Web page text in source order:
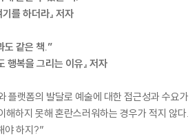
를 하더라』 저자
도 같은 책.”
행복을 그리는 이유』 저자
플랫폼의 발달로 예술에 대한 접근성과 수요
하지 못해 혼란스러워하는 경우가 적지 않
야 하지?”